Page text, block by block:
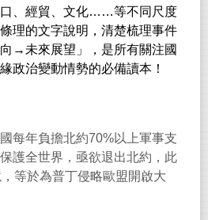
、經貿、文化……等不同尺度
理的文字說明，清楚梳理事件
→未來展望」，是所有關注國
政治變動情勢的必備讀本！
每年負擔北約70%以上軍事支
護全世界，亟欲退出北約，此
等於為普丁侵略歐盟開啟大